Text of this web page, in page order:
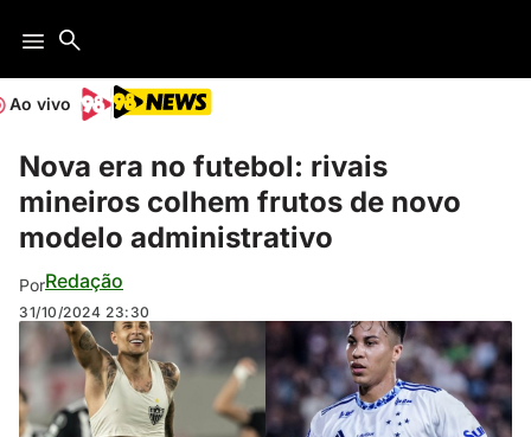
Ao vivo
Nova era no futebol: rivais
mineiros colhem frutos de novo
modelo administrativo
PorRedação
31/10/2024 23:30